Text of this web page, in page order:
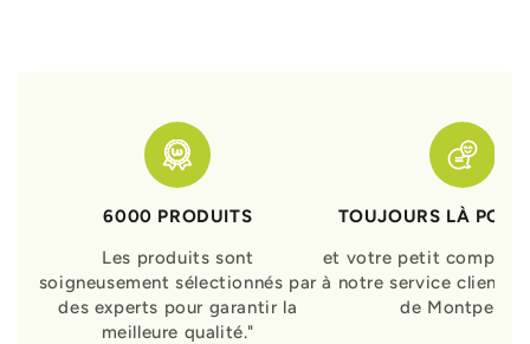
6000 PRODUITS
Les produits sont
soigneusement sélectionnés par
des experts pour garantir la
meilleure qualité."
TOUJOURS LÀ
et votre petit
à notre service clients
de Montpellier